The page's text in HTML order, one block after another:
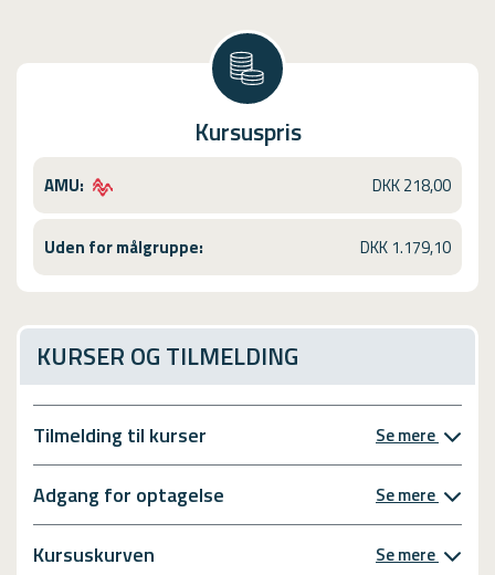
Kursuspris
AMU: DKK 218,00
Uden for målgruppe: DKK 1.179,10
KURSER OG TILMELDING
Tilmelding til kurser Se mere
Adgang for optagelse Se mere
Kursuskurven Se mere